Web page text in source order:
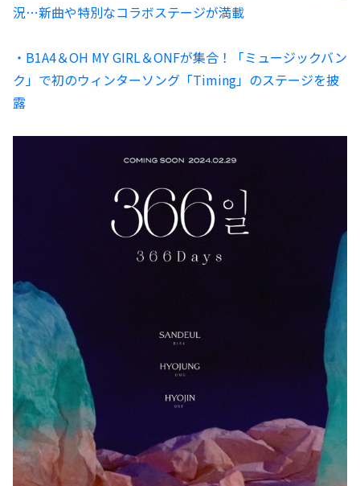
況…新曲や特別なコラボステージが満載
・B1A4＆OH MY GIRL＆ONFが集合！「ミュージックバン
ク」で初のウィンターソング「Timing」のステージを披
露